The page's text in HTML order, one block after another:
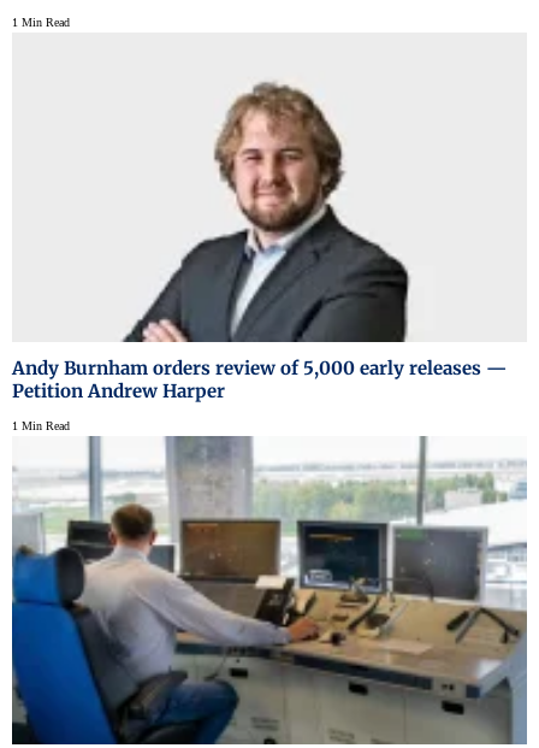
1 Min Read
Andy Burnham orders review of 5,000 early releases —
Petition Andrew Harper
1 Min Read